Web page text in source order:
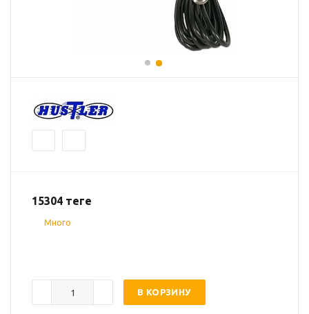
15304 теңге
Много
В КОРЗИНУ